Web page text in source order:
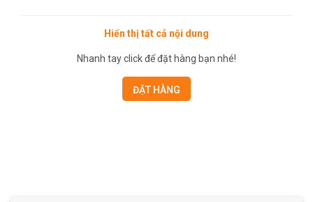
hợp xu hướng.
Sản phẩm nhẹ, đẹp, bền, chống dính, chống nấm mốc,
Hiển thị tất cả nội dung
Nhanh tay click để đặt hàng bạn nhé!
ĐẶT HÀNG